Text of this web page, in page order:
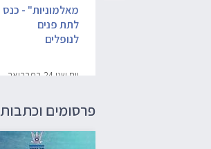
מאלמוניות" - כנס
לתת פנים
לנופלים
יום שני 24 בפברואר
פרסומים וכתבות